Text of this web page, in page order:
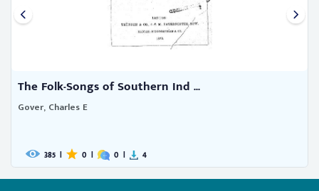
The Folk-Songs of Southern Ind ...
Gover, Charles E
385 | 0 | 0 | 4